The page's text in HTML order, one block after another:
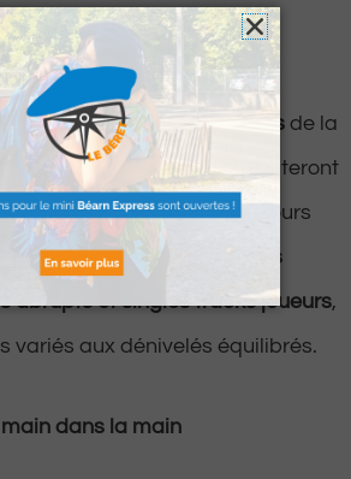
couleurs automnales de la
les participants profiteront
pastoral unique. Les parcours
de ruisseaux, forêts
abrupts et singles tracks joueurs,
variés aux dénivelés équilibrés.
dans la main